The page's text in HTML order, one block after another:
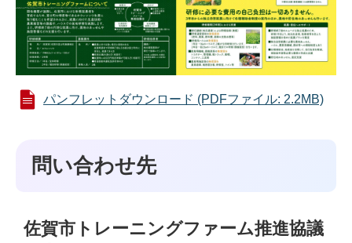
パンフレットダウンロード (PDFファイル: 2.2MB)
問い合わせ先
佐賀市トレーニングファーム推進協議